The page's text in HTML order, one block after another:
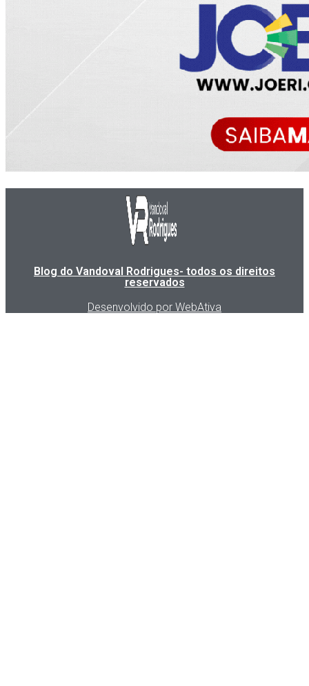
Blog do Vandoval Rodrigues- todos os direitos
reservados
Desenvolvido por WebAtiva